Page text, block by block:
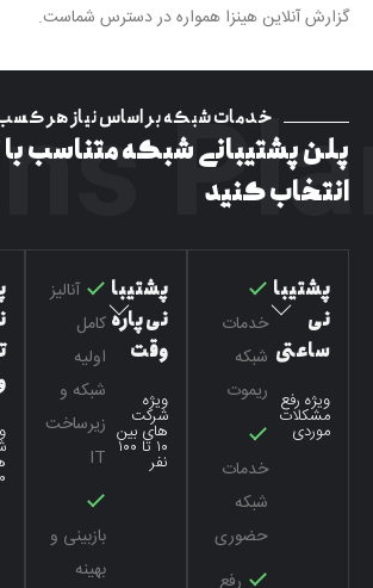
گزارش آنلاین هینزا همواره در دسترس شماست.
خدمات شبکه بر اساس نیاز هر
پلن پشتیبانی شبکه متناسب با
انتخاب کنید
پشتیبا
نی
ساعتی
ویژه رفع
مشکلات
موردی
خدمات
شبکه
ریموت
خدمات
شبکه
حضوری
رفع
پشتیبا
نی پاره
وقت
ویژه
شرکت
های بین
۱۰ تا ۱۰۰
نفر
آنالیز
کامل
اولیه
شبکه و
زیرساخت
IT
بازبینی و
بهینه